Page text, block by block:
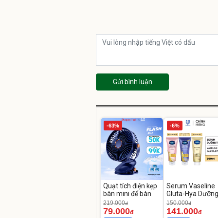
Gửi bình luận
-63%
Quạt tích điện kẹp
bàn mini để bàn
219.000đ
79.000đ
-6%
Serum Vaseline
Gluta-Hya Dưỡng
Da Sáng Mịn Sau
Ngày
150.000đ
141.000đ